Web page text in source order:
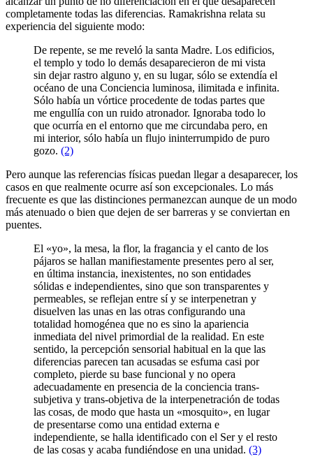
completamente todas las diferencias. Ramakrishna relata su
experiencia del siguiente modo:
De repente, se me reveló la santa Madre. Los edificios,
el templo y todo lo demás desaparecieron de mi vista
sin dejar rastro alguno y, en su lugar, sólo se extendía el
océano de una Conciencia luminosa, ilimitada e infinita.
Sólo había un vórtice procedente de todas partes que
me engullía con un ruido atronador. Ignoraba todo lo
que ocurría en el entorno que me circundaba pero, en
mi interior, sólo había un flujo ininterrumpido de puro
gozo. (2)
Pero aunque las referencias físicas puedan llegar a desaparecer, los
casos en que realmente ocurre así son excepcionales. Lo más
frecuente es que las distinciones permanezcan aunque de un modo
más atenuado o bien que dejen de ser barreras y se conviertan en
puentes.
El «yo», la mesa, la flor, la fragancia y el canto de los
pájaros se hallan manifiestamente presentes pero al ser,
en última instancia, inexistentes, no son entidades
sólidas e independientes, sino que son transparentes y
permeables, se reflejan entre sí y se interpenetran y
disuelven las unas en las otras configurando una
totalidad homogénea que no es sino la apariencia
inmediata del nivel primordial de la realidad. En este
sentido, la percepción sensorial habitual en la que las
diferencias parecen tan acusadas se esfuma casi por
completo, pierde su base funcional y no opera
adecuadamente en presencia de la conciencia trans-
subjetiva y trans-objetiva de la interpenetración de todas
las cosas, de modo que hasta un «mosquito», en lugar
de presentarse como una entidad externa e
independiente, se halla identificado con el Ser y el resto
de las cosas y acaba fundiéndose en una unidad. (3)